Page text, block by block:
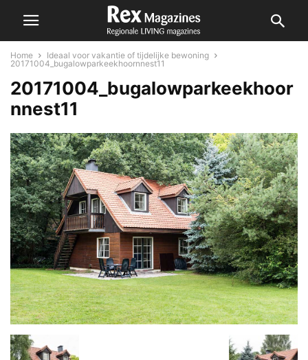
Home
Ideaal voor vakantie of tijdelijke bewoning
20171004_bugalowparkeekhoornnest11
20171004_bugalowparkeekhoor
nnest11